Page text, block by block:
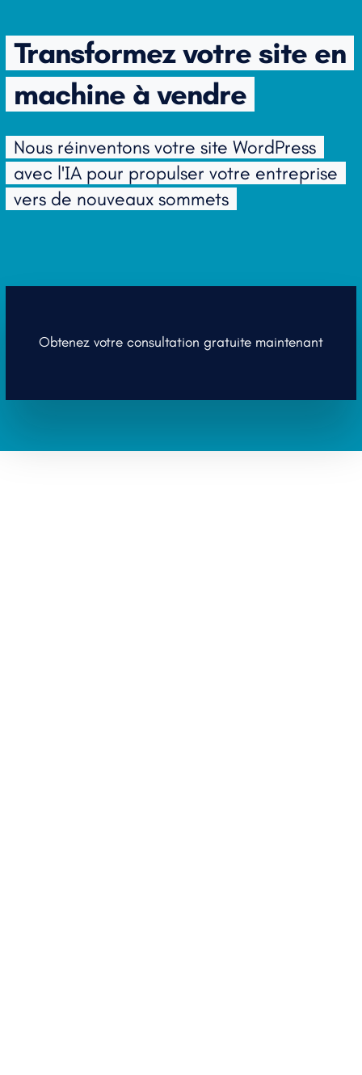
Transformez votre site en
machine à vendre
Nous réinventons votre site WordPress
avec l'IA pour propulser votre entreprise
vers de nouveaux sommets
Obtenez votre consultation gratuite maintenant